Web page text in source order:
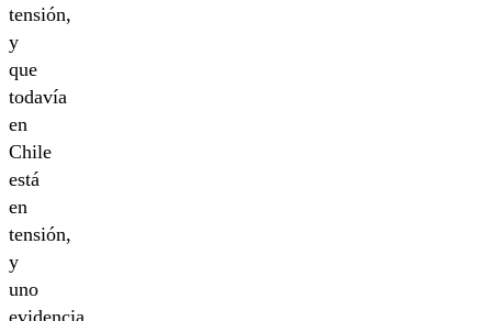
tensión,
y
que
todavía
en
Chile
está
en
tensión,
y
uno